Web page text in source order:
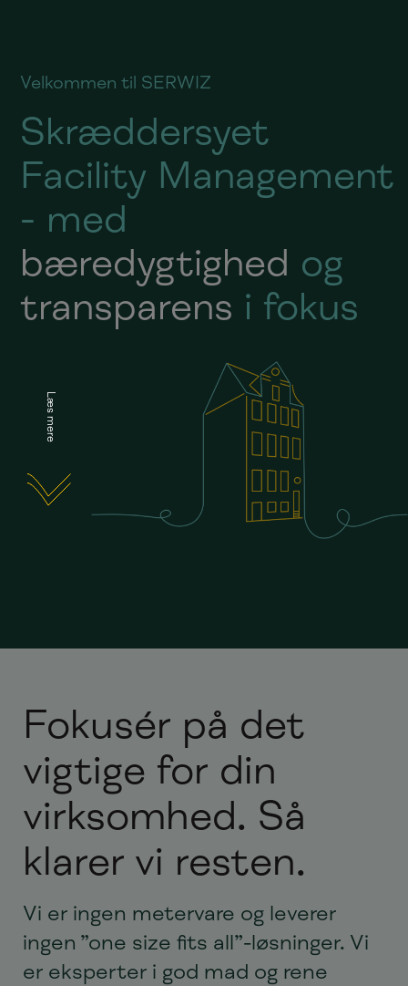
Velkommen til SERWIZ
Skræddersyet
Facility Management
- med
bæredygtighed og
transparens i fokus
Læs mere
Fokusér på det
vigtige for din
virksomhed. Så
klarer vi resten.
Vi er ingen metervare og leverer
ingen ”one size fits all”-løsninger. Vi
er eksperter i god mad og rene